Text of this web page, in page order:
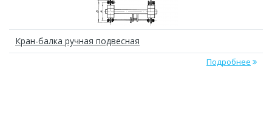
Кран-балка ручная подвесная
Подробнее